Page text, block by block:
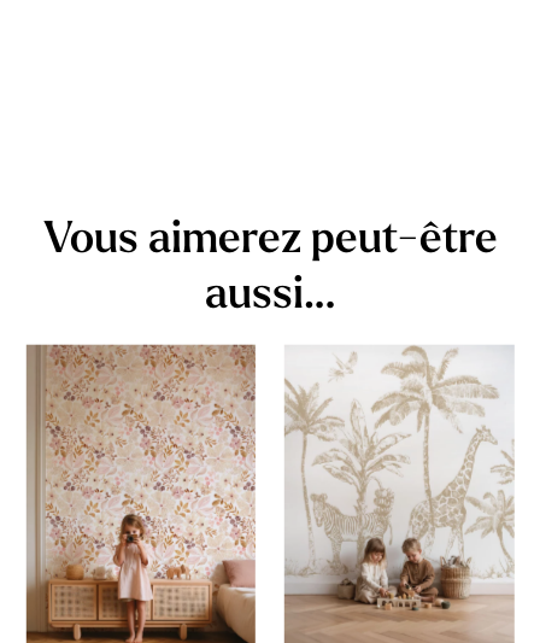
Vous aimerez peut-être
aussi…